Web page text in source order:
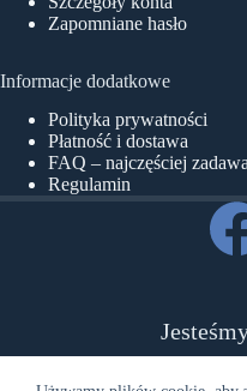
Zapomniane hasło
Informacje dodatkowe
Polityka prywatności
Płatność i dostawa
FAQ – najczęściej
Regulamin